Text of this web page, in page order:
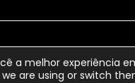
a melhor experiência
are using or switch